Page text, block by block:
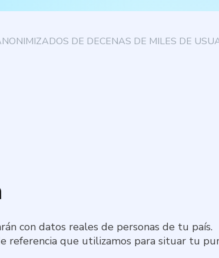
DE DECENAS DE MILES DE
con datos reales de personas de tu país.
referencia que utilizamos para situar tu